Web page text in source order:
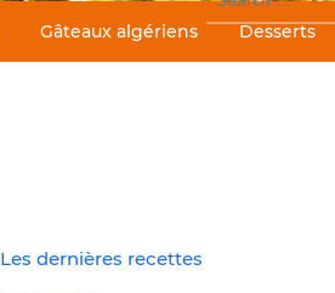
Gâteaux algériens Desserts
Les dernières recettes